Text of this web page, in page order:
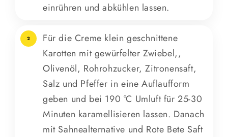
einrühren und abkühlen lassen.
2
Für die Creme klein geschnittene
Karotten mit gewürfelter Zwiebel,,
Olivenöl, Rohrohzucker, Zitronensaft,
Salz und Pfeffer in eine Auflaufform
geben und bei 190 °C Umluft für 25-30
Minuten karamellisieren lassen. Danach
mit Sahnealternative und Rote Bete Saft